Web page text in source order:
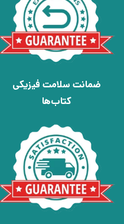
ضمانت سلامت فیزیکی
کتاب‌ها